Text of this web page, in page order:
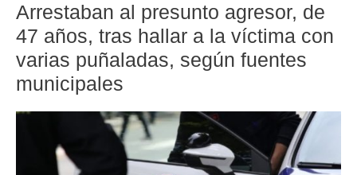
Arrestaban al presunto agresor, de
47 años, tras hallar a la víctima con
varias puñaladas, según fuentes
municipales